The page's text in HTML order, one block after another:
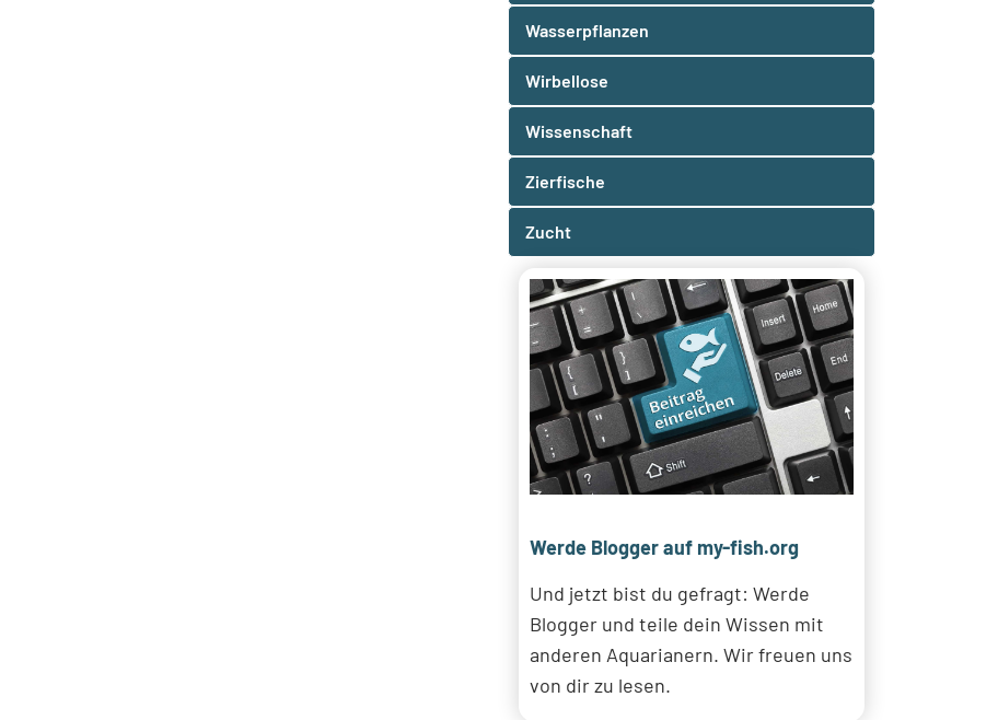
Wasserpflanzen
Wirbellose
Wissenschaft
Zierfische
Zucht
Werde Blogger auf my-fish.org
Und jetzt bist du gefragt: Werde
Blogger und teile dein Wissen mit
anderen Aquarianern. Wir freuen uns
von dir zu lesen.